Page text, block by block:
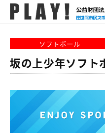
L
A
Y
世
市
ポ
ソフトボール
坂の上少年ソフト
P
L
Y
!